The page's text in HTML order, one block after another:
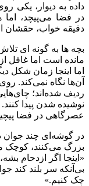
داده به دیوار، یکی
در فضا می‌پیچد،
دقیقه خواب، حقشان
بچه ها به گونه ای
مانده است اما غافل
اما اینجا زمان شکل
آن‌ها نگاه نمی‌کند.
ردیف شده‌اند؛
نوشیده شدن پیدا
عصرگاهی در فضا
در گوشه‌ای چند جوان
بزرگ می‌کنند، کوچک
«اینجا اگر ازدحام
بی‌آنکه سر بلند کند
چک کنیم.»